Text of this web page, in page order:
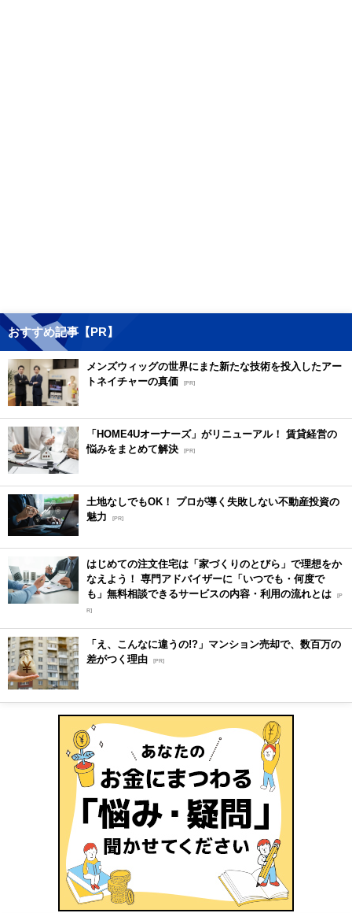
おすすめ記事【PR】
メンズウィッグの世界にまた新たな技術を投入したアー
トネイチャーの真価 [PR]
「HOME4Uオーナーズ」がリニューアル！ 賃貸経営の
悩みをまとめて解決 [PR]
土地なしでもOK！ プロが導く失敗しない不動産投資の
魅力
[PR]
はじめての注文住宅は「家づくりのとびら」で理想をか
なえよう！ 専門アドバイザーに「いつでも・何度で
も」無料相談できるサービスの内容・利用の流れとは [P
R]
「え、こんなに違うの!?」マンション売却で、数百万の
差がつく理由 [PR]